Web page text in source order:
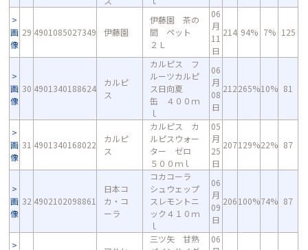
画
像
29 4901085027349 伊藤園
伊藤園 茶の
間 ペット
２Ｌ
06
月
11
日
214 94% 7% 125
画
像
30 4901340188624
カルピ
ス
カルピス フ
ルーツカルピ
ス日向夏
缶 ４００ｍ
ｌ
06
月
08
日
212265%10% 81
画
像
31 4901340168022
カルピ
ス
カルピス カ
ルピスウォー
ター ゼロ
５００ｍｌ
05
月
25
日
207129%22% 87
画
像
32 4902102098861
日本コ
カ・コ
ーラ
コカコーラ
シュウェップ
スレモントニ
ック４１０ｍ
ｌ
06
月
09
日
206100%74% 87
三ツ矢 甘熟
06